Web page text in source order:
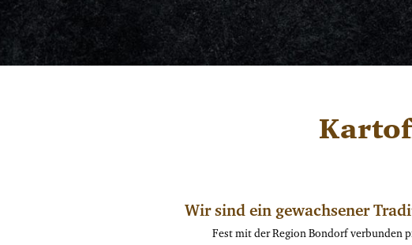
Wir sind ein gewachsener
Fest mit der Region Bondorf verbunden